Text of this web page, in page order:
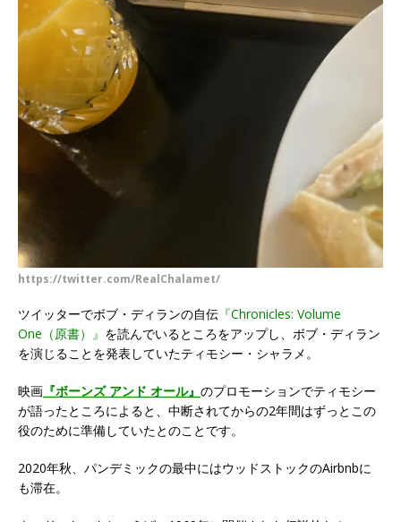
https://twitter.com/RealChalamet/
ツイッターでボブ・ディランの自伝 『Chronicles: Volume
One（原書）』 を読んでいるところをアップし、ボブ・ディラン
を演じることを発表していたティモシー・シャラメ。
映画 『ボーンズ アンド オール』 のプロモーションでティモシー
が語ったところによると、中断されてからの2年間はずっとこの
役のために準備していたとのことです。
2020年秋、パンデミックの最中にはウッドストックのAirbnbに
も滞在。